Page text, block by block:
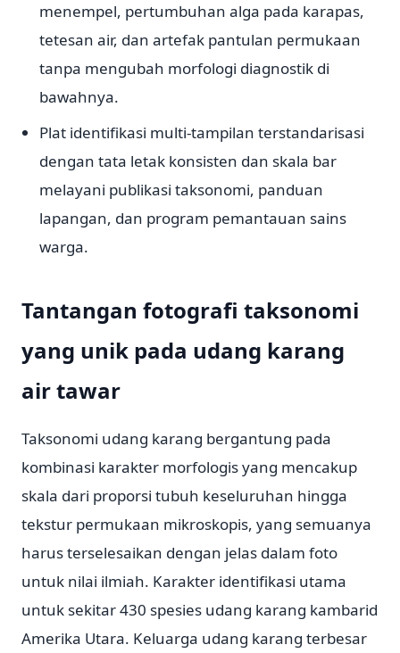
menempel, pertumbuhan alga pada karapas,
tetesan air, dan artefak pantulan permukaan
tanpa mengubah morfologi diagnostik di
bawahnya.
Plat identifikasi multi-tampilan terstandarisasi
dengan tata letak konsisten dan skala bar
melayani publikasi taksonomi, panduan
lapangan, dan program pemantauan sains
warga.
Tantangan fotografi taksonomi
yang unik pada udang karang
air tawar
Taksonomi udang karang bergantung pada
kombinasi karakter morfologis yang mencakup
skala dari proporsi tubuh keseluruhan hingga
tekstur permukaan mikroskopis, yang semuanya
harus terselesaikan dengan jelas dalam foto
untuk nilai ilmiah. Karakter identifikasi utama
untuk sekitar 430 spesies udang karang kambarid
Amerika Utara. Keluarga udang karang terbesar